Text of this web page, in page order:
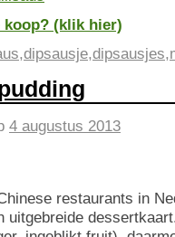
koop? (klik hier)
,dipsausje,dipsausjes,
4 augustus 2013
restaurants in
uitgebreide